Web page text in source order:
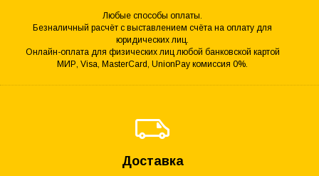
Любые способы оплаты.
Безналичный расчёт с выставлением счёта на оплату для
юридических лиц.
Онлайн-оплата для физических лиц любой банковской картой
МИР, Visa, MasterCard, UnionPay комиссия 0%.
Доставка